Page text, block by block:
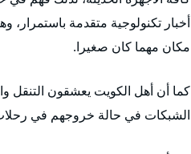
أخبار تكنولوجية متقدمة
مكان مهما كان صغيرا.
كما أن أهل الكويت يعشقون التنقل
الشبكات في حالة خروجهم في